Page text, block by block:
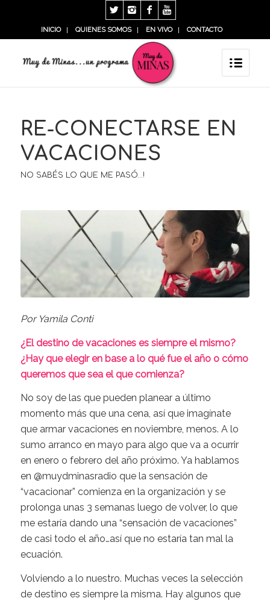
INICIO QUIENES SOMOS EN VIVO CONTACTO
RE-CONECTARSE EN
VACACIONES
NO SABÉS LO QUE ME PASÓ…!
Por Yamila Conti
¿El destino de vacaciones es siempre el mismo?
¿Hay que elegir en base a lo qué fue el año o cómo
queremos que sea el que comienza?
No soy de las que pueden planear a último
momento más que una cena, así que imagínate
que armar vacaciones en noviembre, menos. A lo
sumo arranco en mayo para algo que va a ocurrir
en enero o febrero del año próximo. Ya hablamos
en @muydminasradio que la sensación de
“vacacionar” comienza en la organización y se
prolonga unas 3 semanas luego de volver, lo que
me estaría dando una “sensación de vacaciones”
de casi todo el año…así que no estaría tan mal la
ecuación.
Volviendo a lo nuestro. Muchas veces la selección
de destino es siempre la misma. Hay algunos que